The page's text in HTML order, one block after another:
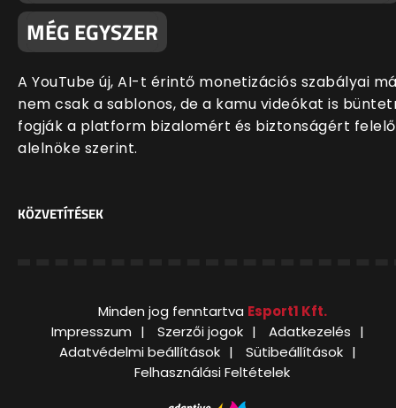
MÉG EGYSZER
A YouTube új, AI-t érintő monetizációs szabályai
nem csak a sablonos, de a kamu videókat is
fogják a platform bizalomért és biztonságért
alelnöke szerint.
KÖZVETÍTÉSEK
Minden jog fenntartva Esport1 Kft.
Impresszum
Szerzői jogok
Adatkezelés
Adatvédelmi beállítások
Sütibeállítások
Felhasználási Feltételek